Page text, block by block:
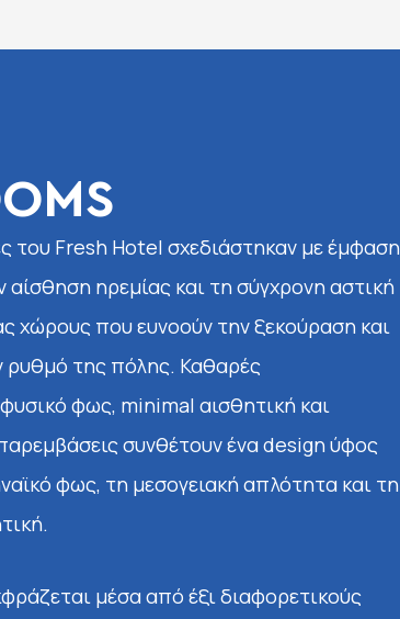
του Fresh Hotel σχεδιάστηκαν με έμφαση
αίσθηση ηρεμίας και τη σύγχρονη αστική
χώρους που ευνοούν την ξεκούραση και
ρυθμό της πόλης. Καθαρές
φως, minimal αισθητική και
συνθέτουν ένα design ύφος
φως, τη μεσογειακή απλότητα και τη
μέσα από έξι διαφορετικούς